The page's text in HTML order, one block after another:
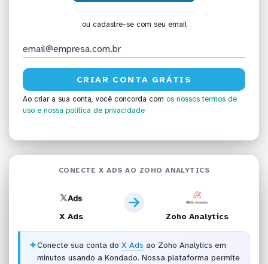
ou cadastre-se com seu email
Ao criar a sua conta, você concorda com os nossos termos de
uso e nossa política de privacidade
CONECTE X ADS AO ZOHO ANALYTICS
X Ads Zoho Analytics
✦Conecte sua conta do X Ads ao Zoho Analytics em
minutos usando a Kondado. Nossa plataforma permite